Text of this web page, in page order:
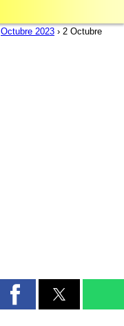
Octubre 2023 › 2 Octubre